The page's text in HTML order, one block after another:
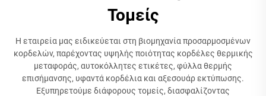
Τομείς
Η εταιρεία μας ειδικεύεται στη βιομηχανία προσαρμοσμένων
κορδελών, παρέχοντας υψηλής ποιότητας κορδέλες θερμικής
μεταφοράς, αυτοκόλλητες ετικέτες, φύλλα θερμής
επισήμανσης, υφαντά κορδέλια και αξεσουάρ εκτύπωσης.
Εξυπηρετούμε διάφορους τομείς, διασφαλίζοντας